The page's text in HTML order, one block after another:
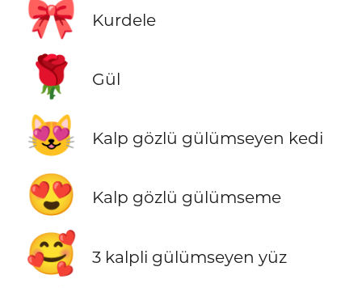
🎀 Kurdele
🌹 Gül
😻 Kalp gözlü gülümseyen kedi
😍 Kalp gözlü gülümseme
🥰 3 kalpli gülümseyen yüz